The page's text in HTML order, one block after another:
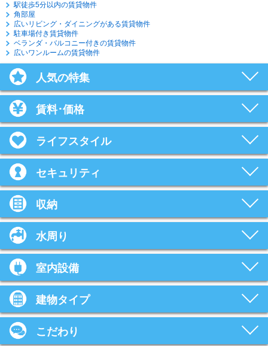
駅徒歩5分以内の賃貸物件
角部屋
広いリビング・ダイニングがある賃貸物件
駐車場付き賃貸物件
ベランダ・バルコニー付きの賃貸物件
広いワンルームの賃貸物件
人気の特集
賃料･価格
ライフスタイル
セキュリティ
収納
水周り
室内設備
建物タイプ
こだわり